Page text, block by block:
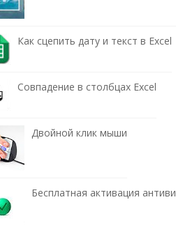
Как сцепить дату и текст в Excel
Совпадение в столбцах Excel
Двойной клик мыши
Бесплатная активация